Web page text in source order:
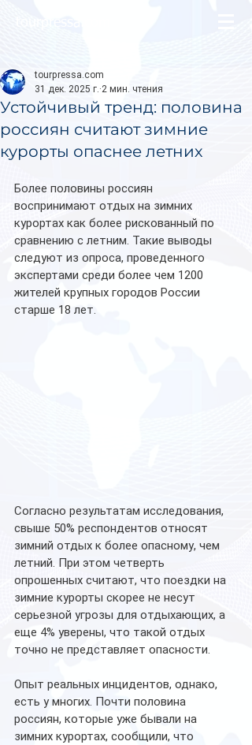
Устойчивый тренд: половина
россиян считают зимние
курорты опаснее летних
tourpressa.com
31 дек. 2025 г. 2 мин. чтения
Более половины россиян
воспринимают отдых на зимних
курортах как более рискованный по
сравнению с летним. Такие выводы
следуют из опроса, проведенного
экспертами среди более чем 1200
жителей крупных городов России
старше 18 лет.
Согласно результатам исследования,
свыше 50% респондентов относят
зимний отдых к более опасному, чем
летний. При этом четверть
опрошенных считают, что поездки на
зимние курорты скорее не несут
серьезной угрозы для отдыхающих, а
еще 4% уверены, что такой отдых
точно не представляет опасности.
Опыт реальных инцидентов, однако,
есть у многих. Почти половина
россиян, которые уже бывали на
зимних курортах, сообщили, что